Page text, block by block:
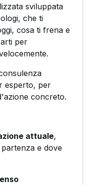
sviluppata
che ti
cosa ti frena e
per
esperto, per
concreto.
attuale,
e dove